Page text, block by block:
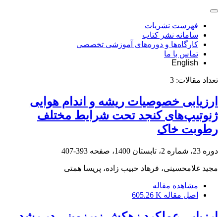
فهرست نشریات
سامانه نشر کتاب
کارگاه‌ها و دوره‌های آموزشی تخصصی
تماس با ما
English
تعداد مقالات: 3
ارزیابی خصوصیات ریشه و اندام هوایی
ژنوتیپ‌های کنجد تحت شرایط مختلف
رطوبت خاک
دوره 23، شماره 2، تابستان 1400، صفحه 393-407
مجید غلامحسینی، فرهاد حبیب زاده، پریسا همتی
مشاهده مقاله
اصل مقاله 605.26 K